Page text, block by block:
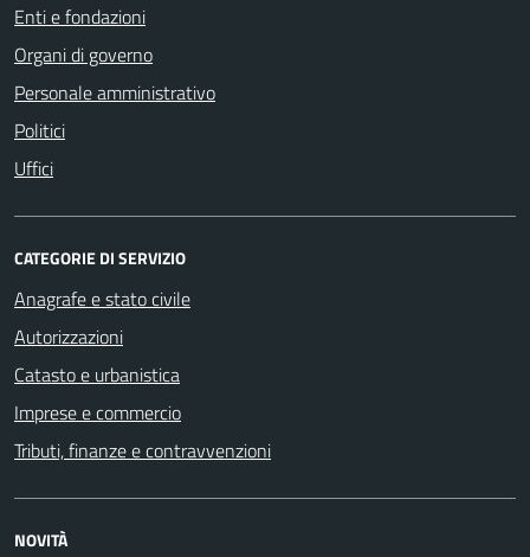
Enti e fondazioni
Organi di governo
Personale amministrativo
Politici
Uffici
CATEGORIE DI SERVIZIO
Anagrafe e stato civile
Autorizzazioni
Catasto e urbanistica
Imprese e commercio
Tributi, finanze e contravvenzioni
NOVITÀ